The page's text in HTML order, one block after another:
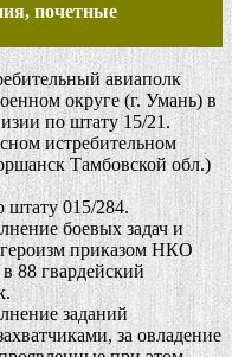
почетные
авиаполк
округе (г. Умань) в
по штату 15/21.
истребительном
Тамбовской обл.)
015/284.
боевых задач и
приказом НКО
88 гвардейский
заданий
за овладение